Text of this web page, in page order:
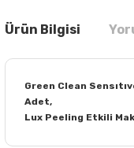
Ürün Bilgisi
Green Clean
Adet,
Lux Peeling Etkili